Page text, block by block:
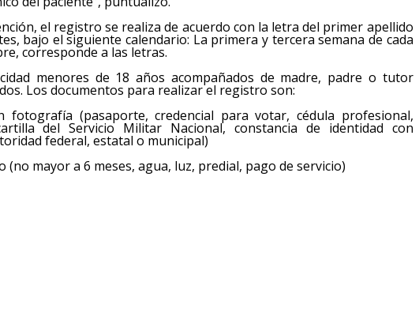
el registro se realiza de acuerdo con la letra del primer apellido
bajo el siguiente calendario: La primera y tercera semana de cada
corresponde a las letras.
menores de 18 años acompañados de madre, padre o tutor
Los documentos para realizar el registro son:
fotografía (pasaporte, credencial para votar, cédula profesional,
del Servicio Militar Nacional, constancia de identidad con
federal, estatal o municipal)
(no mayor a 6 meses, agua, luz, predial, pago de servicio)